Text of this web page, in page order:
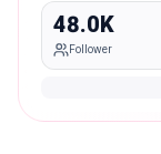
48.0K
Follower